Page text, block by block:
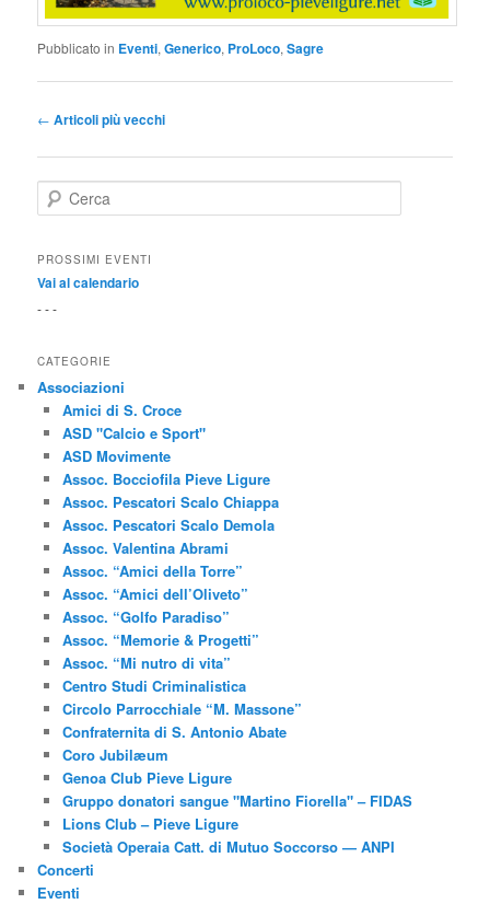
Pubblicato in Eventi,Generico, ProLoco,Sagre
Navigazione articolo
← Articoli più vecchi
Cerca
PROSSIMI EVENTI
Vai al calendario
- - -
CATEGORIE
Associazioni
Amici di S. Croce
ASD "Calcio e Sport"
ASD Movimente
Assoc. Bocciofila Pieve Ligure
Assoc. Pescatori Scalo Chiappa
Assoc. Pescatori Scalo Demola
Assoc. Valentina Abrami
Assoc. “Amici della Torre”
Assoc. “Amici dell’Oliveto”
Assoc. “Golfo Paradiso”
Assoc. “Memorie & Progetti”
Assoc. “Mi nutro di vita”
Centro Studi Criminalistica
Circolo Parrocchiale “M. Massone”
Confraternita di S. Antonio Abate
Coro Jubilæum
Genoa Club Pieve Ligure
Gruppo donatori sangue "Martino Fiorella" – FIDAS
Lions Club – Pieve Ligure
Società Operaia Catt. di Mutuo Soccorso — ANPI
Concerti
Eventi